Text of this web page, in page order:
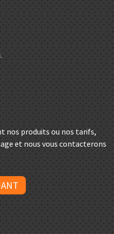
nos produits ou nos tarifs,
et nous vous contacterons